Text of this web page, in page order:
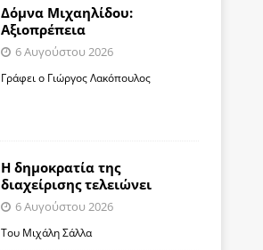
Δόμνα Μιχαηλίδου:
Αξιοπρέπεια
6 Αυγούστου 2026
Γράφει ο Γιώργος Λακόπουλος
Η δημοκρατία της
διαχείρισης τελειώνει
6 Αυγούστου 2026
Του Μιχάλη Σάλλα